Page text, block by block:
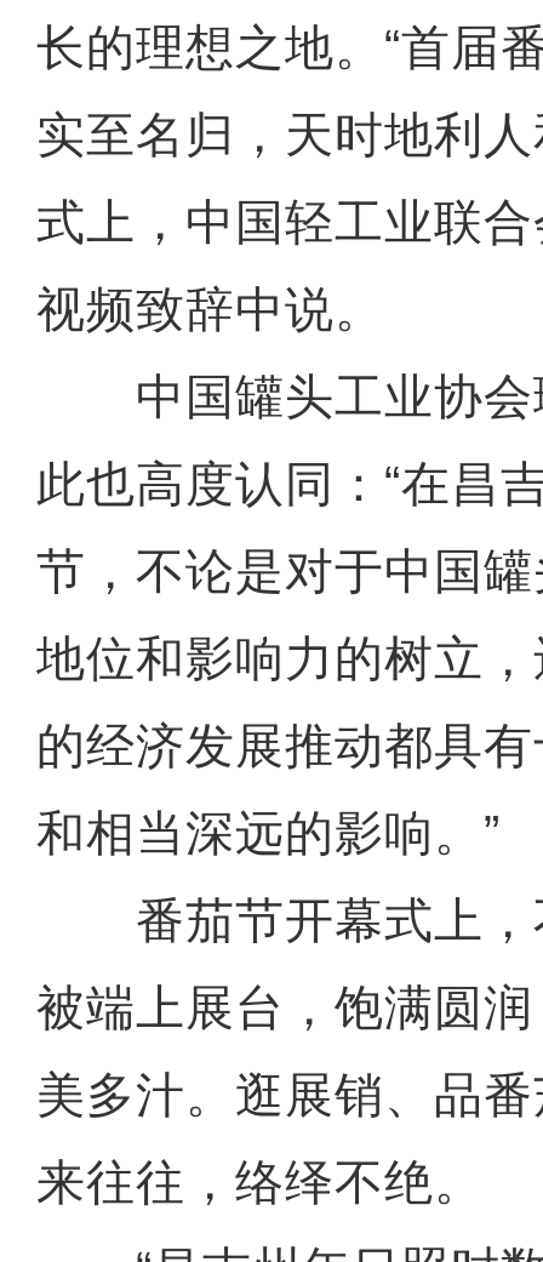
长的理想之地。“首届
实至名归，天时地利
式上，中国轻工业联
视频致辞中说。
中国罐头工业协会
此也高度认同：“在昌
节，不论是对于中国
地位和影响力的树立
的经济发展推动都具
和相当深远的影响。”
番茄节开幕式上，
被端上展台，饱满圆
美多汁。逛展销、品
来往往，络绎不绝。